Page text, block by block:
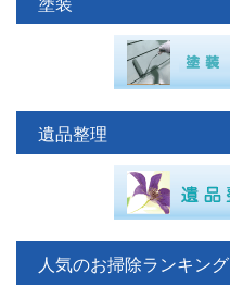
遺品整理
人気のお掃除ランキング